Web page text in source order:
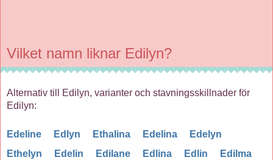
Vilket namn liknar Edilyn?
Alternativ till Edilyn, varianter och stavningsskillnader för
Edilyn:
Edeline Edlyn Ethalina Edelina
Edelyn
Ethelyn
Edelin Edilane Edlina Edlin
Edilma